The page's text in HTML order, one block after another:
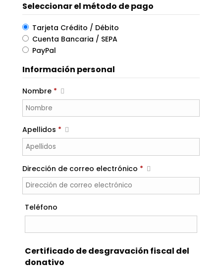
Seleccionar el método de pago
Tarjeta Crédito / Débito
Cuenta Bancaria / SEPA
PayPal
Información personal
Nombre *
Apellidos *
Dirección de correo electrónico *
Teléfono
Certificado de desgravación fiscal del
donativo